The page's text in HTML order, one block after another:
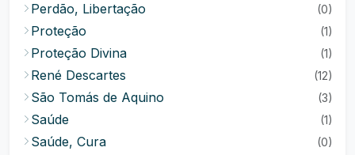
Perdão, Libertação (0)
Proteção (1)
Proteção Divina (1)
René Descartes (12)
São Tomás de Aquino (3)
Saúde (1)
Saúde, Cura (0)